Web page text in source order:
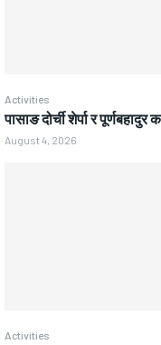
Activities
पासाङ दोर्ची शेर्पा र पूर्णबहादुर
August 4, 2026
Activities